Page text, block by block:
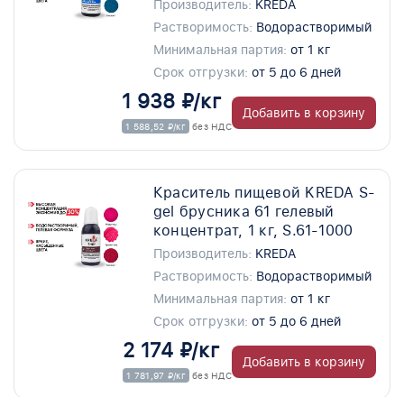
Производитель: KREDA
Растворимость: Водорастворимый
Минимальная партия: от 1 кг
Срок отгрузки: от 5 до 6 дней
1 938 ₽/кг
1 588,52 ₽/кг без НДС
Добавить в корзину
Краситель пищевой KREDA S-
gel брусника 61 гелевый
концентрат, 1 кг, S.61-1000
Производитель: KREDA
Растворимость: Водорастворимый
Минимальная партия: от 1 кг
Срок отгрузки: от 5 до 6 дней
2 174 ₽/кг
1 781,97 ₽/кг без НДС
Добавить в корзину